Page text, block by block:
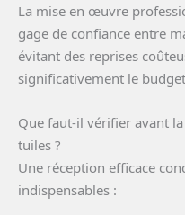
La mise en œuvre
gage de confiance entre
évitant des reprises
significativement le
Que faut-il vérifier avant
tuiles ?
Une réception efficace
indispensables :